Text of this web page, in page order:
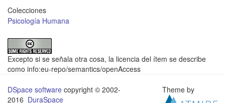
Colecciones
Psicología Humana
Excepto si se señala otra cosa, la licencia del ítem se describe
como info:eu-repo/semantics/openAccess
DSpace software copyright © 2002-
2016 DuraSpace
Theme by